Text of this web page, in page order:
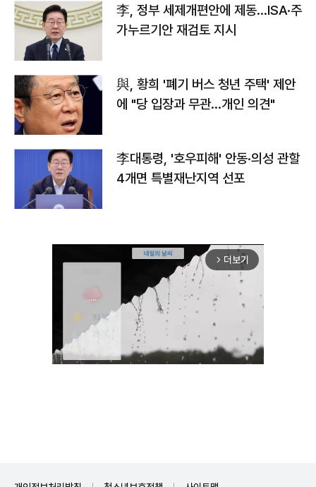
李, 정부 세제개편안에 제동…ISA·주
가누르기안 재검토 지시
與, 황희 '폐기 버스 청년 주택' 제안
에 "당 입장과 무관…개인 의견"
李대통령, '호우피해' 안동·의성 관할
4개면 특별재난지역 선포
arrow_forward_ios 더보기